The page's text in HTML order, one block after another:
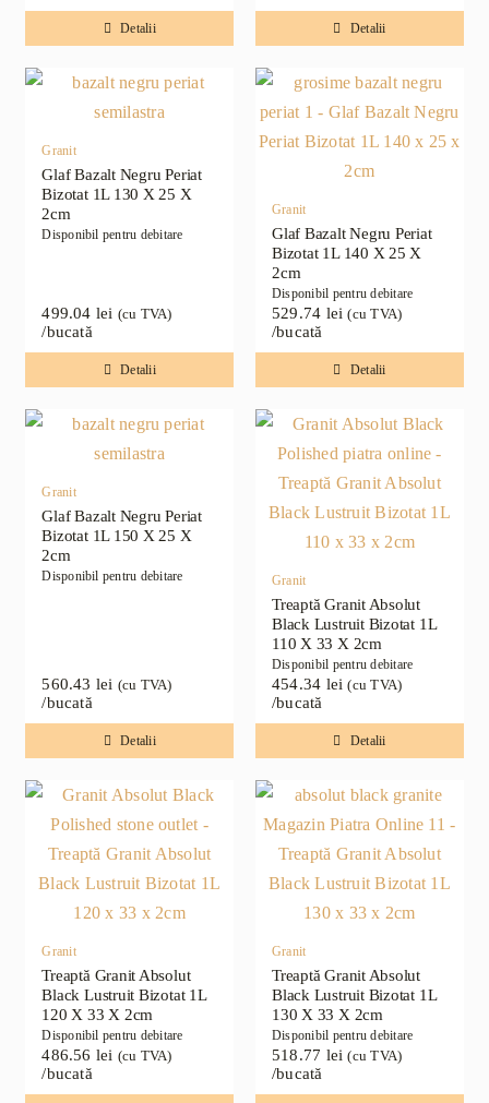
Detalii Detalii
Granit
Glaf Bazalt Negru Periat
Bizotat 1L 130 X 25 X
2cm
Disponibil pentru debitare
499.04 lei (cu TVA)
/bucată
Detalii
Granit
Glaf Bazalt Negru Periat
Bizotat 1L 140 X 25 X
2cm
Disponibil pentru debitare
529.74 lei (cu TVA)
/bucată
Detalii
Granit
Glaf Bazalt Negru Periat
Bizotat 1L 150 X 25 X
2cm
Disponibil pentru debitare
560.43 lei (cu TVA)
/bucată
Detalii
Granit
Treaptă Granit Absolut
Black Lustruit Bizotat 1L
110 X 33 X 2cm
Disponibil pentru debitare
454.34 lei (cu TVA)
/bucată
Detalii
Granit
Treaptă Granit Absolut
Black Lustruit Bizotat 1L
120 X 33 X 2cm
Disponibil pentru debitare
486.56 lei (cu TVA)
/bucată
Granit
Treaptă Granit Absolut
Black Lustruit Bizotat 1L
130 X 33 X 2cm
Disponibil pentru debitare
518.77 lei (cu TVA)
/bucată